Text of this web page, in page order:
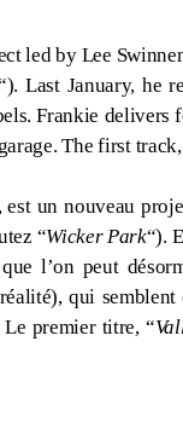
led by Lee
Last January, he
Frankie delivers
The first
un nouveau
“Wicker Park“).
l’on peut
qui
Le premier titre, “